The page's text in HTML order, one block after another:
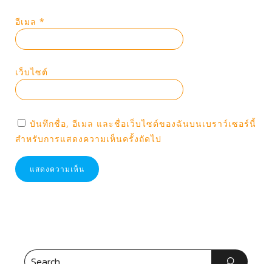
อีเมล *
เว็บไซต์
บันทึกชื่อ, อีเมล และชื่อเว็บไซต์ของฉันบนเบราว์เซอร์นี้
สำหรับการแสดงความเห็นครั้งถัดไป